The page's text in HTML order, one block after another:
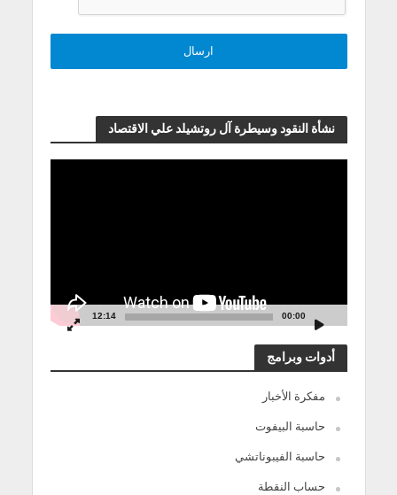
نشأة النقود وسيطرة آل روتشيلد علي الاقتصاد
00:00
12:14
أدوات وبرامج
مفكرة الأخبار
حاسبة البيفوت
حاسبة الفيبوناتشي
حساب النقطة